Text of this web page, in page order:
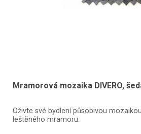
Mramorová mozaika DIVERO,
Oživte své bydlení působivou
leštěného mramoru.